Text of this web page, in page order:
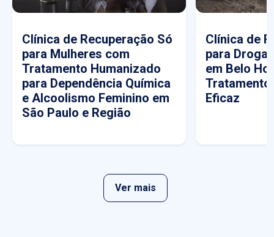
Clínica de Recuperação Só
para Mulheres com
Tratamento Humanizado
para Dependência Química
e Alcoolismo Feminino em
São Paulo e Região
Clínica de
para
em Belo
Tratamento
Eficaz
Ver mais